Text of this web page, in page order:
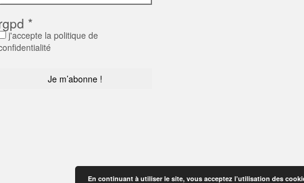
*
j'accepte la politique de
En continuant à utiliser le site, vous acceptez l’utilisation des